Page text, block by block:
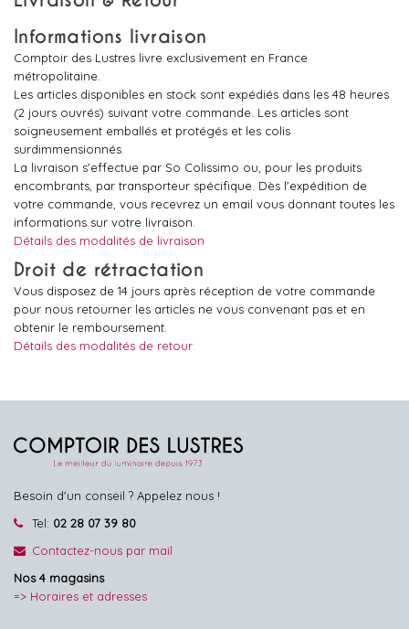
Informations livraison
Comptoir des Lustres livre exclusivement en France
métropolitaine.
Les articles disponibles en stock sont expédiés dans les 48 heures
(2 jours ouvrés) suivant votre commande. Les articles sont
soigneusement emballés et protégés et les colis
surdimmensionnés.
La livraison s'effectue par So Colissimo ou, pour les produits
encombrants, par transporteur spécifique. Dès l'expédition de
votre commande, vous recevrez un email vous donnant toutes les
informations sur votre livraison.
Détails des modalités de livraison
Droit de rétractation
Vous disposez de 14 jours après réception de votre commande
pour nous retourner les articles ne vous convenant pas et en
obtenir le remboursement.
Détails des modalités de retour
Besoin d'un conseil ? Appelez nous !
Tel: 02 28 07 39 80
Contactez-nous par mail
Nos 4 magasins
=> Horaires et adresses